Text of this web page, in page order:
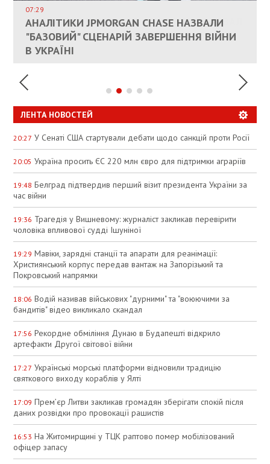
КАНДИДАТ В ПРЕМЬЕРЫ ПОЛЬШИ ПРИЗВАЛ
ЕС ПРЕКРАТИТЬ ВОЕННУЮ ПОМОЩЬ
УКРАИНЕ
07:29
АНАЛІТИКИ JPMORGAN CHASE НАЗВАЛИ
"БАЗОВИЙ" СЦЕНАРІЙ ЗАВЕРШЕННЯ ВІЙНИ
В УКРАЇНІ
СОСТОИТСЯ В БЛИЖАЙШЕЕ ВРЕМЯ, –
РЮТТЕ
ПАЛИВНИЙ РИНОК РОЗІГРІЛИ ШТУЧНО:
АНАЛІТИКИ ЗВИНУВАТИЛИ АЗС У
СПЕКУЛЯЦІЇ
ЛЕНТА НОВОСТЕЙ
20:27 У Сенаті США стартували дебати щодо санкцій проти Росії
20:05 Україна просить ЄС 220 млн євро для підтримки аграріїв
19:48 Белград підтвердив перший візит президента України за
час війни
19:36 Трагедія у Вишневому: журналіст закликав перевірити
чоловіка впливової судді Ішуніної
19:29 Мавіки, зарядні станції та апарати для реанімації:
Християнський корпус передав вантаж на Запорізький та
Покровський напрямки
18:06 Водій називав військових "дурними" та "воюючими за
бандитів" відео викликало скандал
17:56 Рекордне обміління Дунаю в Будапешті відкрило
артефакти Другої світової війни
17:27 Українські морські платформи відновили традицію
святкового виходу кораблів у Ялті
17:09 Прем’єр Литви закликав громадян зберігати спокій після
даних розвідки про провокації рашистів
16:53 На Житомирщині у ТЦК раптово помер мобілізований
офіцер запасу